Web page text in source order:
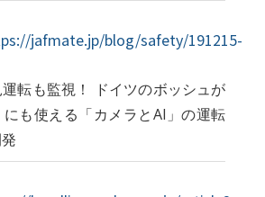
jafmate.jp/blog/safety/191215-
転も監視！ ドイツのボッシュが
にも使える「カメラとAI」の運転